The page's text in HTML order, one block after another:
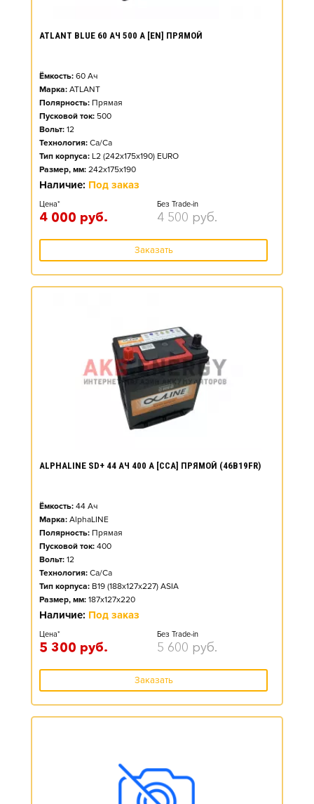
ATLANT BLUE 60 АЧ 500 А [EN] ПРЯМОЙ
Ёмкость: 60 Ач
Марка: ATLANT
Полярность: Прямая
Пусковой ток: 500
Вольт: 12
Технология: Ca/Ca
Тип корпуса: L2 (242x175x190) EURO
Размер, мм: 242x175x190
Наличие: Под заказ
Цена*
4 000 руб.
Без Trade-in
4 500 руб.
Заказать
ALPHALINE SD+ 44 АЧ 400 А [CCA] ПРЯМОЙ (46B19FR)
Ёмкость: 44 Ач
Марка: AlphaLINE
Полярность: Прямая
Пусковой ток: 400
Вольт: 12
Технология: Ca/Ca
Тип корпуса: B19 (188x127x227) ASIA
Размер, мм: 187x127x220
Наличие: Под заказ
Цена*
5 300 руб.
Без Trade-in
5 600 руб.
Заказать